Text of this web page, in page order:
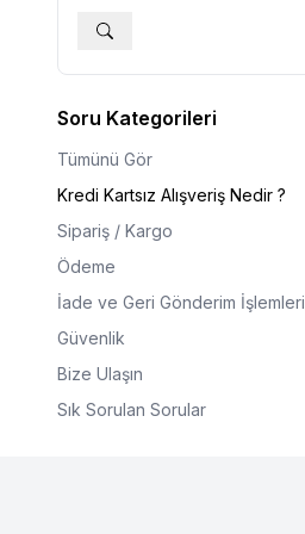
Soru Kategorileri
Tümünü Gör
Kredi Kartsız Alışveriş Nedir ?
Sipariş / Kargo
Ödeme
İade ve Geri Gönderim İşlemleri
Güvenlik
Bize Ulaşın
Sık Sorulan Sorular